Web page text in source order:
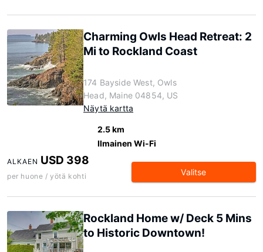
Charming Owls Head Retreat: 2
Mi to Rockland Coast
174 Bayside West, Owls
Head, Maine 04854, US
Näytä kartta
2.5 km
Ilmainen Wi-Fi
ALKAEN USD 398
per huone / yötä kohti Valitse
Rockland Home w/ Deck 5 Mins
to Historic Downtown!